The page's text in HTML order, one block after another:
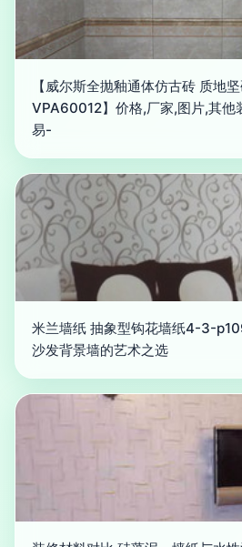
【威尔斯全抛釉通体仿古砖 质地
VPA60012】价格,厂家,图片,其他
易-
米兰墙纸 抽象型钩花墙纸4-3-
沙发背景墙的艺术之选